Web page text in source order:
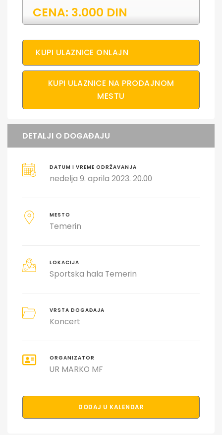
CENA: 3.000 DIN
KUPI ULAZNICE ONLAJN
KUPI ULAZNICE NA PRODAJNOM
MESTU
DETALJI O DOGAĐAJU
DATUM I VREME ODRŽAVANJA
nedelja 9. aprila 2023. 20.00
MESTO
Temerin
LOKACIJA
Sportska hala Temerin
VRSTA DOGAĐAJA
Koncert
ORGANIZATOR
UR MARKO MF
DODAJ U KALENDAR